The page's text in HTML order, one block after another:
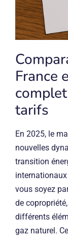
France
tarifs
En 2025, le
nouvelles
transition
vous soyez
de
différents
gaz naturel. Ce